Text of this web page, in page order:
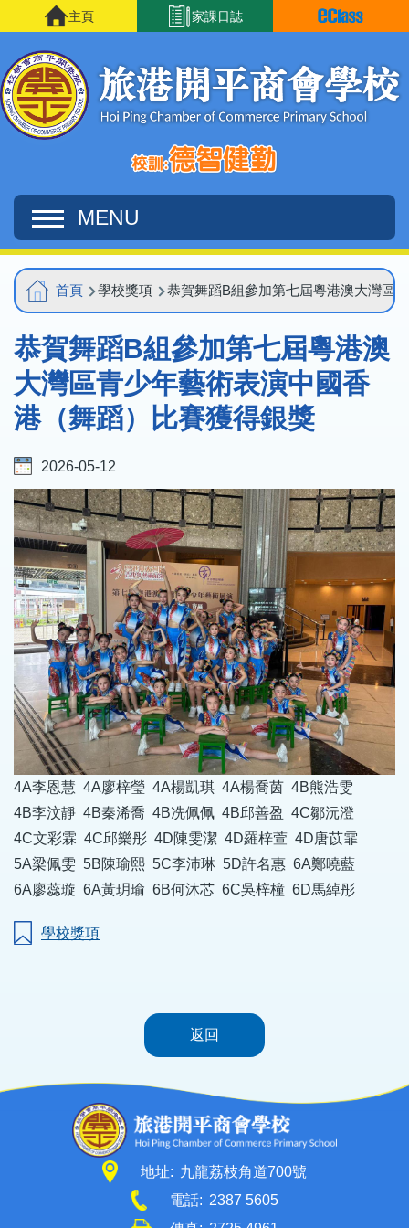
移至主內容 家課日誌
主頁
MENU
Main
navigation
導
航
連
結
首頁 學校獎項 恭賀舞蹈B組參加第七屆粵港澳大灣區
恭賀舞蹈B組參加第七屆粵港澳
大灣區青少年藝術表演中國香
港（舞蹈）比賽獲得銀獎
2026-05-12
4A李恩慧 4A廖梓瑩 4A楊凱琪 4A楊喬茵 4B熊浩雯
4B李汶靜 4B秦浠喬 4B冼佩佩 4B邱善盈 4C鄒沅澄
4C文彩霖 4C邱樂彤 4D陳雯潔 4D羅梓萱 4D唐苡霏
5A梁佩雯 5B陳瑜熙 5C李沛琳 5D許名惠 6A鄭曉藍
6A廖蕊璇 6A黃玥瑜 6B何沐芯 6C吳梓橦 6D馬綽彤
學校獎項
返回
地址: 九龍荔枝角道700號
電話: 2387 5605